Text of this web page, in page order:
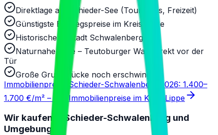
Direktlage am Schieder-See (Tourismus, Freizeit)
Günstigste Einstiegspreise im Kreis Lippe
Historische Altstadt Schwalenberg
Naturnahe Lage – Teutoburger Wald direkt vor der
Tür
Große Grundstücke noch erschwinglich
Immobilienpreise Schieder-Schwalenberg 2026: 1.400–
1.700 €/m² – alle Immobilienpreise im Kreis Lippe
Wir kaufen in Schieder-Schwalenberg und
Umgebung